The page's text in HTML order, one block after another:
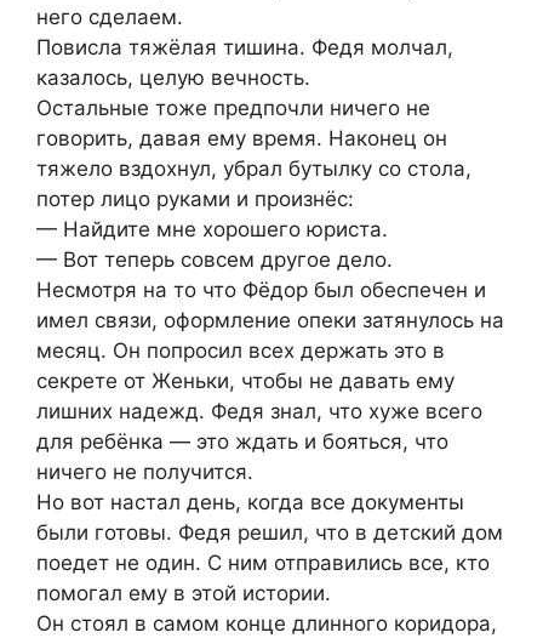
него сделаем.
Повисла тяжёлая тишина. Федя молчал,
казалось, целую вечность.
Остальные тоже предпочли ничего не
говорить, давая ему время. Наконец он
тяжело вздохнул, убрал бутылку со стола,
потер лицо руками и произнёс:
— Найдите мне хорошего юриста.
— Вот теперь совсем другое дело.
Несмотря на то что Фёдор был обеспечен и
имел связи, оформление опеки затянулось на
месяц. Он попросил всех держать это в
секрете от Женьки, чтобы не давать ему
лишних надежд. Федя знал, что хуже всего
для ребёнка — это ждать и бояться, что
ничего не получится.
Но вот настал день, когда все документы
были готовы. Федя решил, что в детский дом
поедет не один. С ним отправились все, кто
помогал ему в этой истории.
Он стоял в самом конце длинного коридора,